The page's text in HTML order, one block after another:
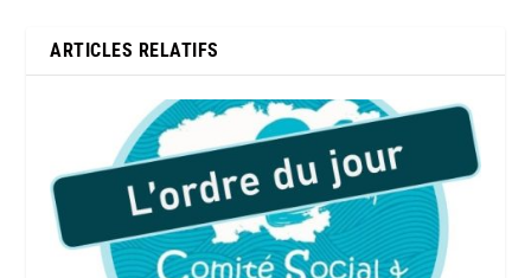
ARTICLES RELATIFS